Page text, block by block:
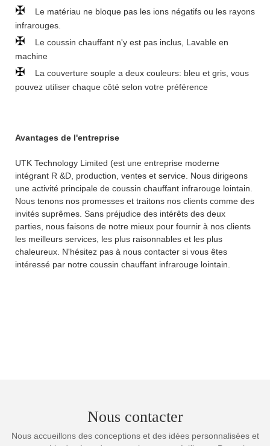
✠
Le matériau ne bloque pas les ions négatifs ou les rayons
infrarouges.
✠
Le coussin chauffant n'y est pas inclus, Lavable en
machine
✠
La couverture souple a deux couleurs: bleu et gris, vous
pouvez utiliser chaque côté selon votre préférence
Avantages de l'entreprise
UTK Technology Limited (est une entreprise moderne
intégrant R &D, production, ventes et service. Nous dirigeons
une activité principale de coussin chauffant infrarouge lointain.
Nous tenons nos promesses et traitons nos clients comme des
invités suprêmes. Sans préjudice des intérêts des deux
parties, nous faisons de notre mieux pour fournir à nos clients
les meilleurs services, les plus raisonnables et les plus
chaleureux. N'hésitez pas à nous contacter si vous êtes
intéressé par notre coussin chauffant infrarouge lointain.
Nous contacter
Nous accueillons des conceptions et des idées personnalisées et